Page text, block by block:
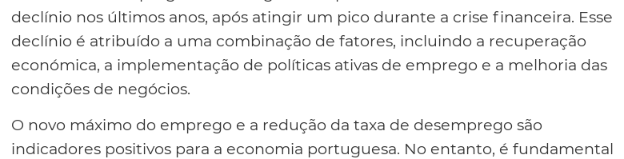
declínio nos últimos anos, após atingir um pico durante a crise financeira. Esse
declínio é atribuído a uma combinação de fatores, incluindo a recuperação
económica, a implementação de políticas ativas de emprego e a melhoria das
condições de negócios.
O novo máximo do emprego e a redução da taxa de desemprego são
indicadores positivos para a economia portuguesa. No entanto, é fundamental